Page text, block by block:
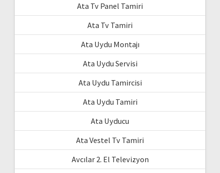
Ata Tv Panel Tamiri
Ata Tv Tamiri
Ata Uydu Montajı
Ata Uydu Servisi
Ata Uydu Tamircisi
Ata Uydu Tamiri
Ata Uyducu
Ata Vestel Tv Tamiri
Avcılar 2. El Televizyon